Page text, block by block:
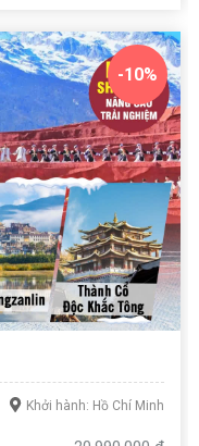
-10%
Khởi hành: Hồ Chí Minh